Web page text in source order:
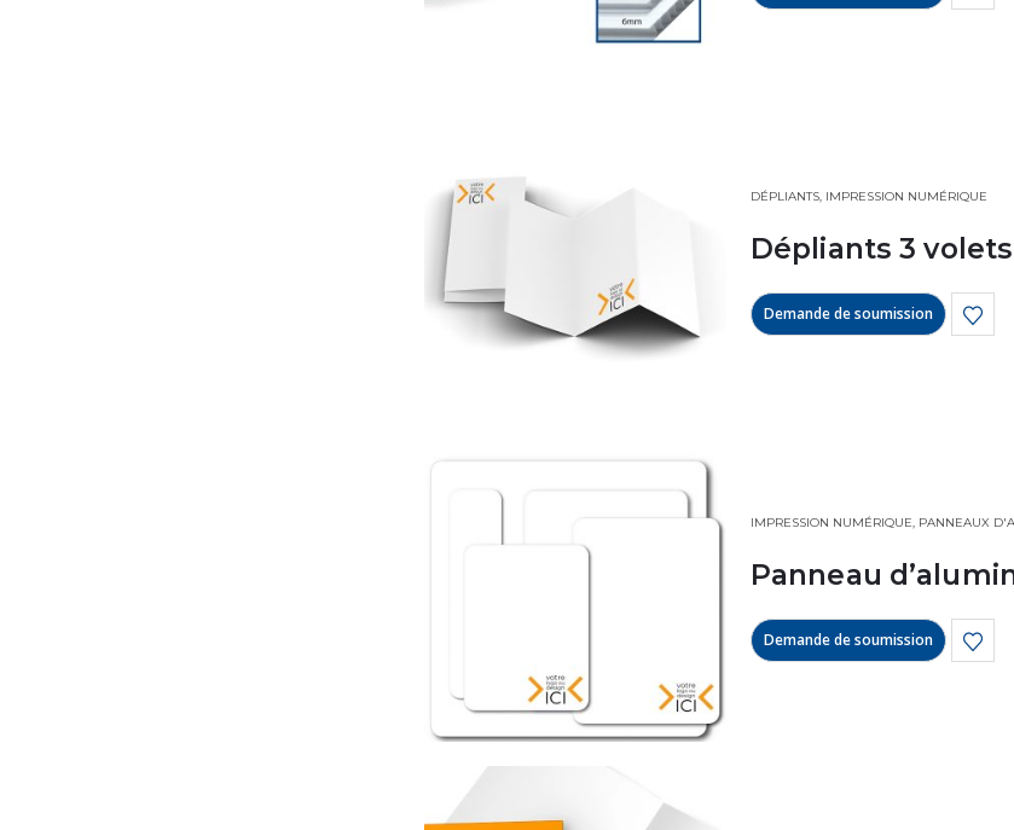
DÉPLIANTS, IMPRESSION NUMÉRIQUE
Dépliants 3 volets
Demande de soumission
IMPRESSION NUMÉRIQUE, PANNEAUX
Panneau
Demande de soumission